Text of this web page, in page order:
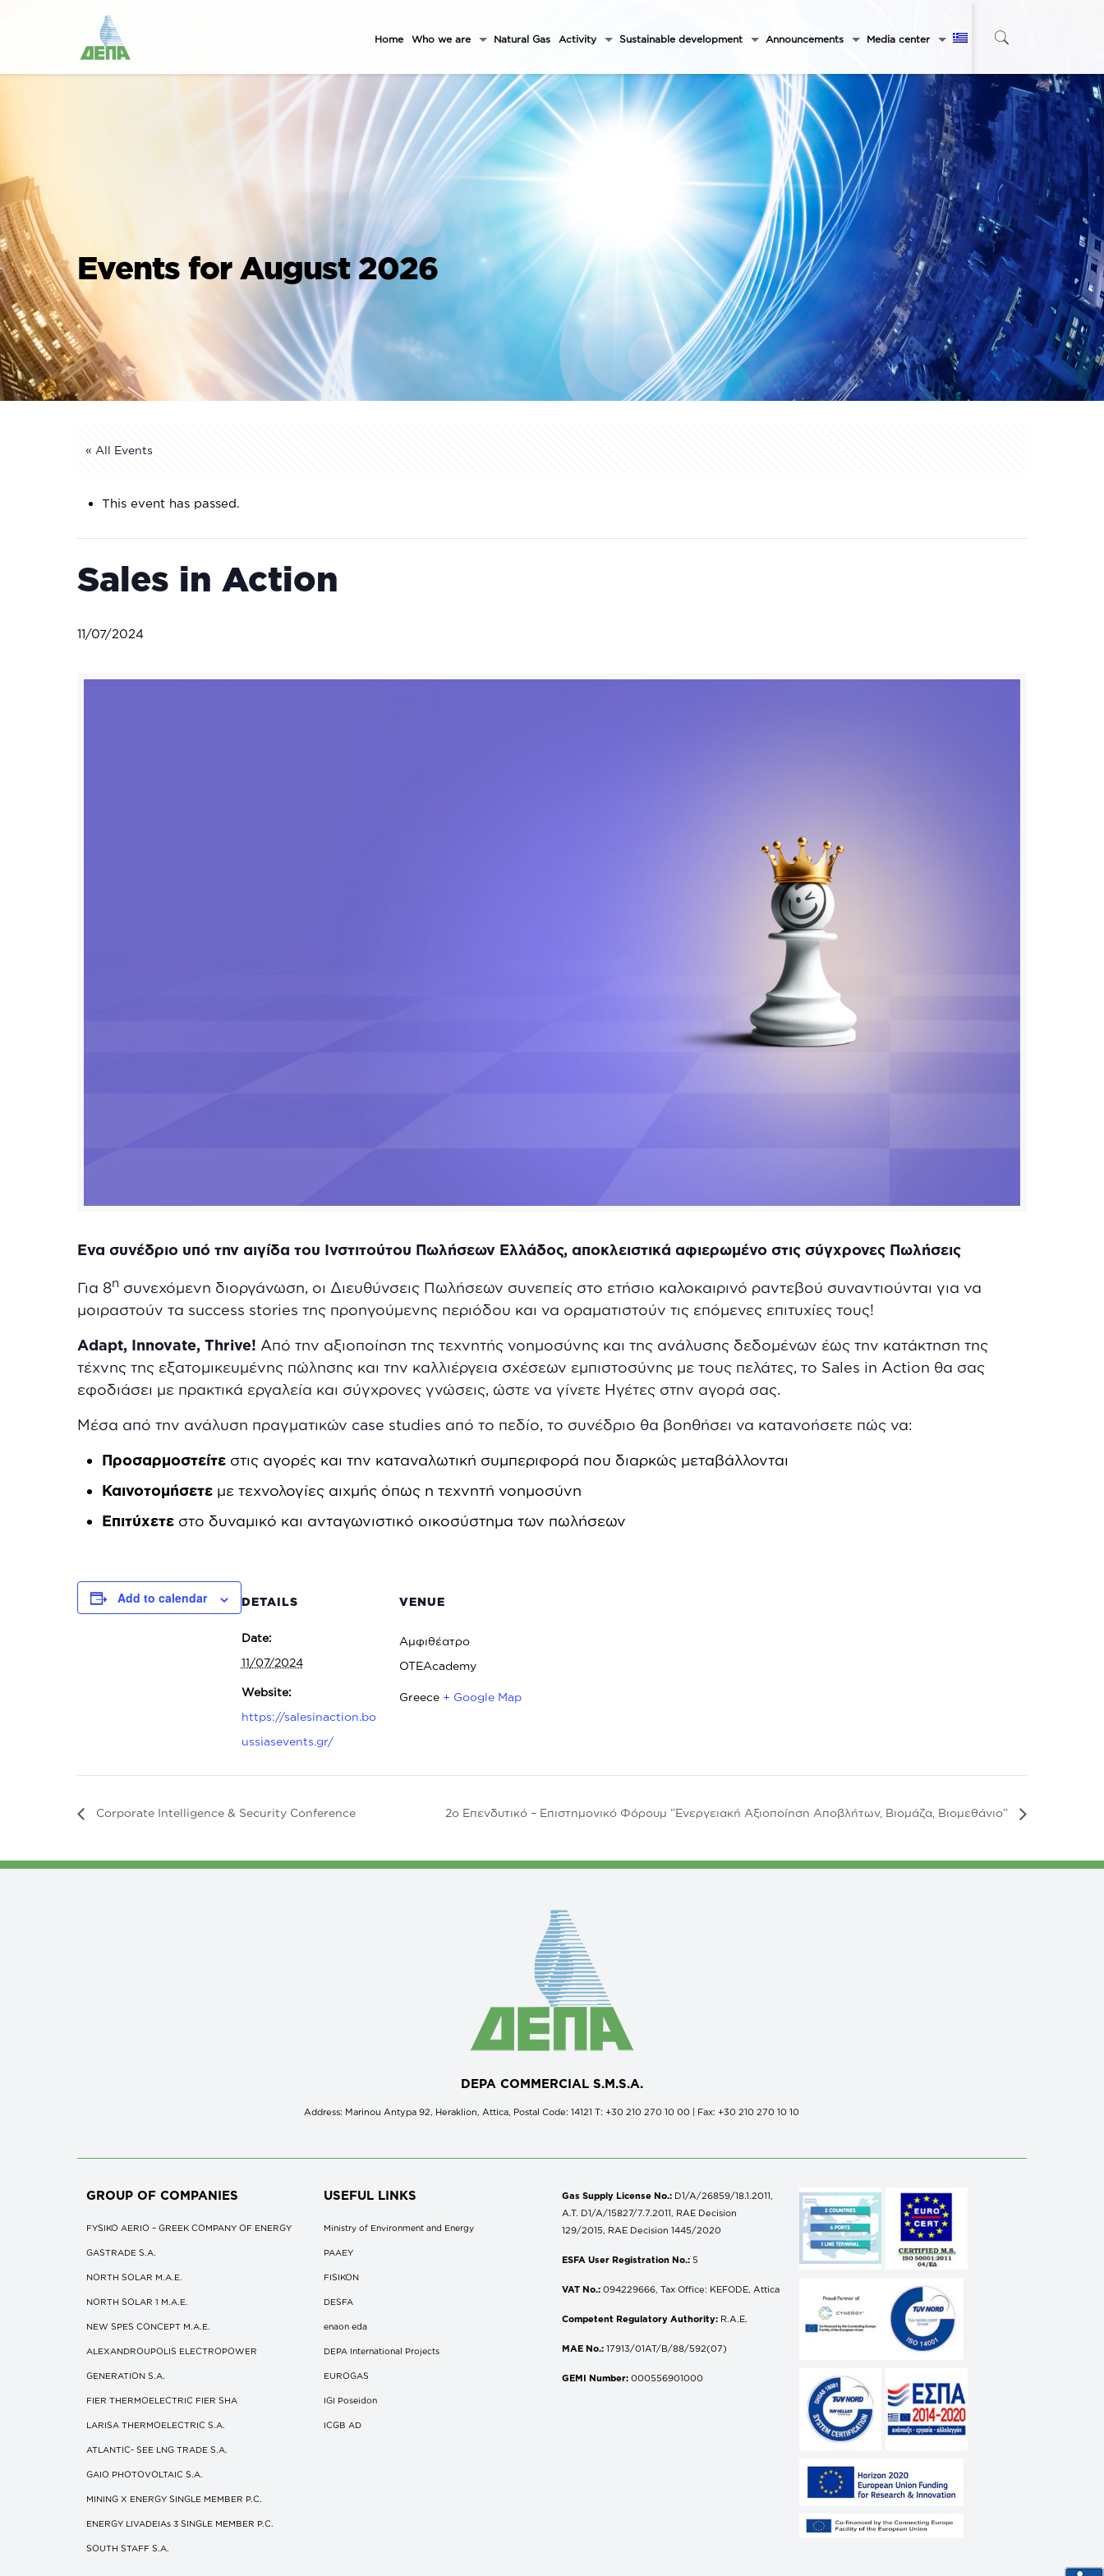
Home Who we are Natural Gas Activity Sustainable development Announcements Media center
Events for August 2026
« All Events
This event has passed.
Sales in Action
11/07/2024
Ένα συνέδριο υπό την αιγίδα του Ινστιτούτου Πωλήσεων Ελλάδος, αποκλειστικά αφιερωμένο στις σύγχρονες Πωλήσεις
Για 8η συνεχόμενη διοργάνωση, οι Διευθύνσεις Πωλήσεων συνεπείς στο ετήσιο καλοκαιρινό ραντεβού συναντιούνται για να
μοιραστούν τα success stories της προηγούμενης περιόδου και να οραματιστούν τις επόμενες επιτυχίες τους!
Adapt, Innovate, Thrive! Από την αξιοποίηση της τεχνητής νοημοσύνης και της ανάλυσης δεδομένων έως την κατάκτηση της
τέχνης της εξατομικευμένης πώλησης και την καλλιέργεια σχέσεων εμπιστοσύνης με τους πελάτες, το Sales in Action θα σας
εφοδιάσει με πρακτικά εργαλεία και σύγχρονες γνώσεις, ώστε να γίνετε Ηγέτες στην αγορά σας.
Μέσα από την ανάλυση πραγματικών case studies από το πεδίο, το συνέδριο θα βοηθήσει να κατανοήσετε πώς να:
Προσαρμοστείτεστις αγορές και την καταναλωτική συμπεριφορά που διαρκώς μεταβάλλονται
Καινοτομήσετεμε τεχνολογίες αιχμής όπως η τεχνητή νοημοσύνη
Επιτύχετεστο δυναμικό και ανταγωνιστικό οικοσύστημα των πωλήσεων
Add to calendar DETAILS
Date:
11/07/2024
Website:
https://salesinaction.bo
ussiasevents.gr/
VENUE
Αμφιθέατρο
OTEAcademy
Greece + Google Map
Corporate Intelligence & Security Conference 2ο Επενδυτικό – Επιστημονικό Φόρουμ ”Ενεργειακή Αξιοποίηση Αποβλήτων, Βιομάζα, Βιομεθάνιο”
DEPA COMMERCIAL S.M.S.A.
Address: Marinou Antypa 92, Heraklion, Attica, Postal Code: 14121 Τ: +30 210 270 10 00 | Fax: +30 210 270 10 10
GROUP OF COMPANIES
FYSIKO AERIO – GREEK COMPANY OF ENERGY
GASTRADE S.A.
NORTH SOLAR M.Α.Ε.
NORTH SOLAR 1 M.Α.Ε.
NEW SPES CONCEPT Μ.Α.Ε.
ALEXANDROUPOLIS ELECTROPOWER
GENERATION S.A.
FIER THERMOELECTRIC FIER SHA
LARISA THERMOELECTRIC S.A.
ATLANTIC- SEE LNG TRADE S.A.
GAIO PHOTOVOLTAIC S.A.
MINING X ENERGY SINGLE MEMBER P.C.
ENERGY LIVADEIAs 3 SINGLE MEMBER P.C.
SOUTH STAFF S.A.
USEFUL LINKS
Ministry of Environment and Energy
ΡΑΑΕΥ
FISIKON
DESFA
enaon eda
DEPA International Projects
EUROGAS
IGI Poseidon
ICGB AD
Gas Supply License No.:D1/A/26859/18.1.2011,
A.T. D1/A/15827/7.7.2011, RAE Decision
129/2015, RAE Decision 1445/2020
ESFA User Registration No.:5
VAT No.:094229666, Tax Office: KEFODE, Attica
Competent Regulatory Authority: R.A.E.
MAE No.:17913/01AT/B/88/592(07)
GEMI Number: 000556901000